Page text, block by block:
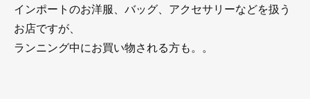
インポートのお洋服、バッグ、アクセサリーなどを扱う
お店ですが、
ランニング中にお買い物される方も。。